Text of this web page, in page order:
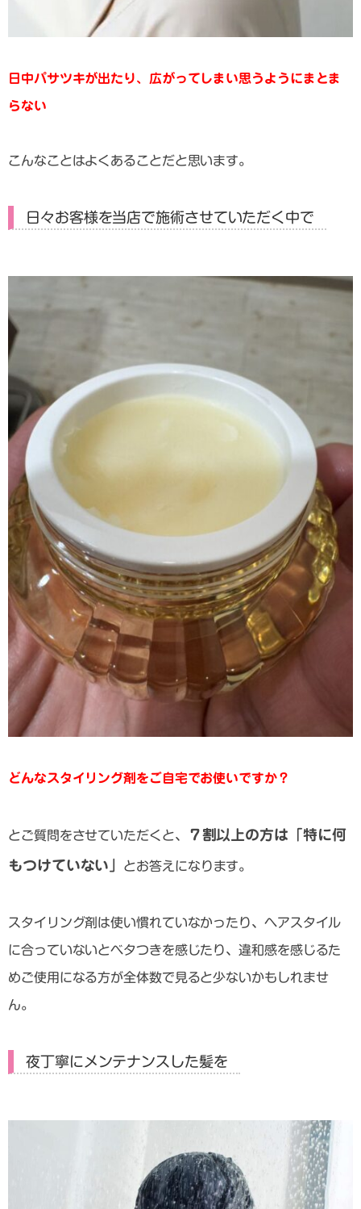
日中パサツキが出たり、広がってしまい思うようにまとま
らない
こんなことはよくあることだと思います。
日々お客様を当店で施術させていただく中で
どんなスタイリング剤をご自宅でお使いですか？
とご質問をさせていただくと、 ７割以上の方は「特に何
もつけていない」 とお答えになります。
スタイリング剤は使い慣れていなかったり、ヘアスタイル
に合っていないとベタつきを感じたり、違和感を感じるた
めご使用になる方が全体数で見ると少ないかもしれませ
ん。
夜丁寧にメンテナンスした髪を